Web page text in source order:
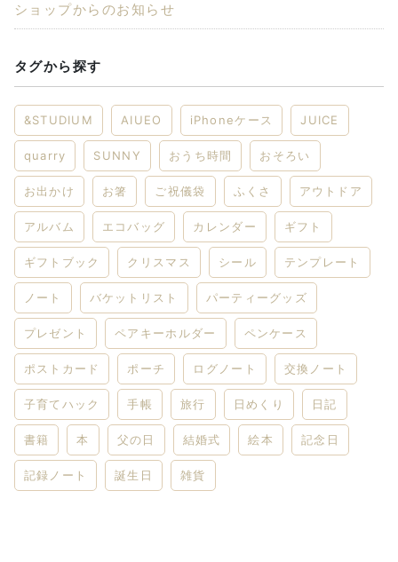
ショップからのお知らせ
タグから探す
&STUDIUM AIUEO iPhoneケース JUICE
quarry SUNNY おうち時間 おそろい
お出かけ お箸 ご祝儀袋 ふくさ アウトドア
アルバム エコバッグ カレンダー ギフト
ギフトブック クリスマス シール テンプレート
ノート バケットリスト パーティーグッズ
プレゼント ペアキーホルダー ペンケース
ポストカード ポーチ ログノート 交換ノート
子育てハック 手帳 旅行 日めくり 日記
書籍 本 父の日 結婚式 絵本 記念日
記録ノート 誕生日 雑貨